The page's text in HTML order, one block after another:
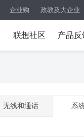
企业购 政教及大企业
联想社区 产品反
无线和通话 系